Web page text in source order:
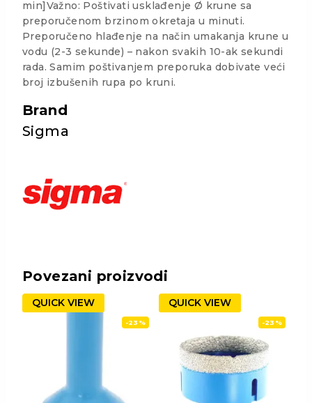
min]Važno: Poštivati usklađenje Ø krune sa
preporučenom brzinom okretaja u minuti.
Preporučeno hlađenje na način umakanja krune u
vodu (2-3 sekunde) – nakon svakih 10-ak sekundi
rada. Samim poštivanjem preporuka dobivate veći
broj izbušenih rupa po kruni.
Brand
Sigma
Povezani proizvodi
QUICK VIEW
-23%
QUICK VIEW
-23%